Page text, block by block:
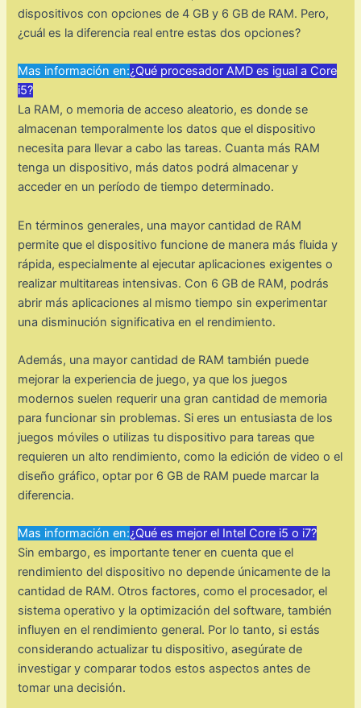
dispositivos con opciones de 4 GB y 6 GB de RAM. Pero,
¿cuál es la diferencia real entre estas dos opciones?
Mas información en:¿Qué procesador AMD es igual a Core
i5?
La RAM, o memoria de acceso aleatorio, es donde se
almacenan temporalmente los datos que el dispositivo
necesita para llevar a cabo las tareas. Cuanta más RAM
tenga un dispositivo, más datos podrá almacenar y
acceder en un período de tiempo determinado.
En términos generales, una mayor cantidad de RAM
permite que el dispositivo funcione de manera más fluida y
rápida, especialmente al ejecutar aplicaciones exigentes o
realizar multitareas intensivas. Con 6 GB de RAM, podrás
abrir más aplicaciones al mismo tiempo sin experimentar
una disminución significativa en el rendimiento.
Además, una mayor cantidad de RAM también puede
mejorar la experiencia de juego, ya que los juegos
modernos suelen requerir una gran cantidad de memoria
para funcionar sin problemas. Si eres un entusiasta de los
juegos móviles o utilizas tu dispositivo para tareas que
requieren un alto rendimiento, como la edición de video o el
diseño gráfico, optar por 6 GB de RAM puede marcar la
diferencia.
Mas información en:¿Qué es mejor el Intel Core i5 o i7?
Sin embargo, es importante tener en cuenta que el
rendimiento del dispositivo no depende únicamente de la
cantidad de RAM. Otros factores, como el procesador, el
sistema operativo y la optimización del software, también
influyen en el rendimiento general. Por lo tanto, si estás
considerando actualizar tu dispositivo, asegúrate de
investigar y comparar todos estos aspectos antes de
tomar una decisión.